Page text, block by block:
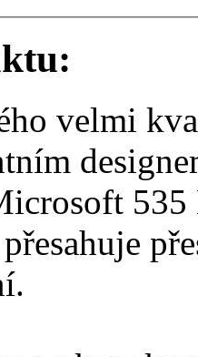
velmi
535